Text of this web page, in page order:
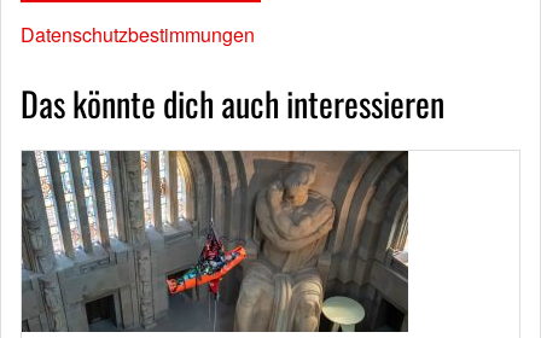
Datenschutzbestimmungen
Das könnte dich auch interessieren